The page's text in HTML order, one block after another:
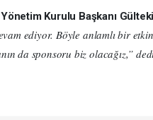
Kurulu Başkanı
ediyor. Böyle anlamlı bir
da sponsoru biz olacağız,”